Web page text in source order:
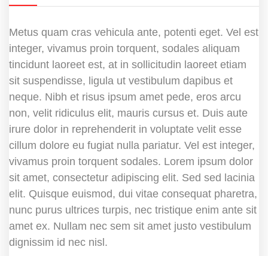
Metus quam cras vehicula ante, potenti eget. Vel est
integer, vivamus proin torquent, sodales aliquam
tincidunt laoreet est, at in sollicitudin laoreet etiam
sit suspendisse, ligula ut vestibulum dapibus et
neque. Nibh et risus ipsum amet pede, eros arcu
non, velit ridiculus elit, mauris cursus et. Duis aute
irure dolor in reprehenderit in voluptate velit esse
cillum dolore eu fugiat nulla pariatur. Vel est integer,
vivamus proin torquent sodales. Lorem ipsum dolor
sit amet, consectetur adipiscing elit. Sed sed lacinia
elit. Quisque euismod, dui vitae consequat pharetra,
nunc purus ultrices turpis, nec tristique enim ante sit
amet ex. Nullam nec sem sit amet justo vestibulum
dignissim id nec nisl.